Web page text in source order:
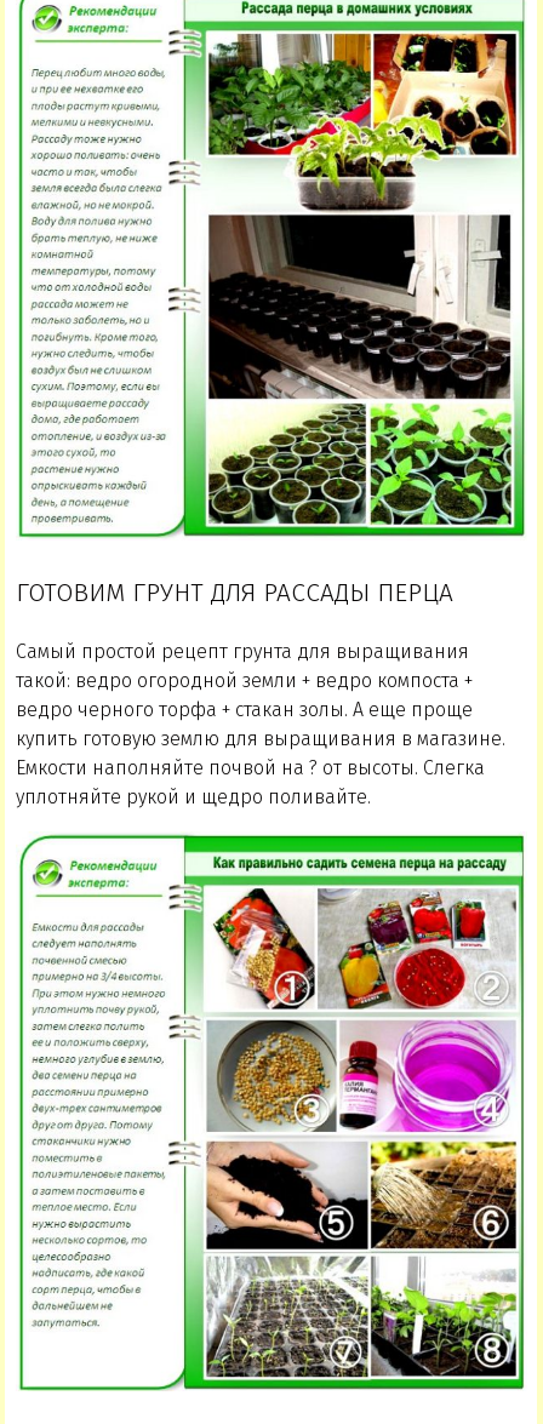
ГОТОВИМ ГРУНТ ДЛЯ РАССАДЫ ПЕРЦА
Самый простой рецепт грунта для выращивания
такой: ведро огородной земли + ведро компоста +
ведро черного торфа + стакан золы. А еще проще
купить готовую землю для выращивания в магазине.
Емкости наполняйте почвой на ? от высоты. Слегка
уплотняйте рукой и щедро поливайте.